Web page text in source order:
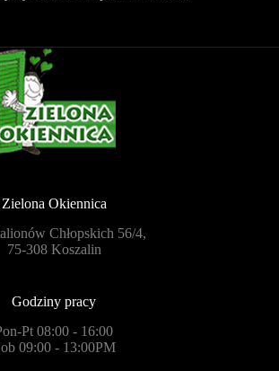
Zielona Okiennica
Chłopskich 56/4,
75-308 Koszalin
Godziny pracy
Pt 08:00 - 16:00
09:00 - 13:00PM